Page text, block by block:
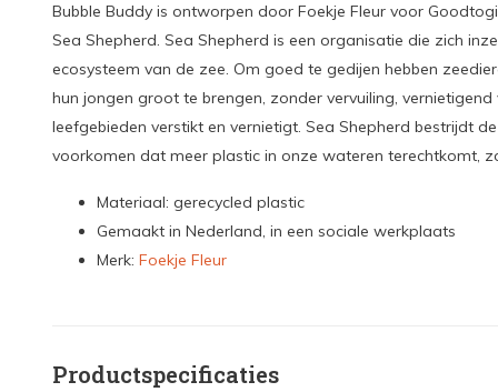
Bubble Buddy is ontworpen door Foekje Fleur voor
Sea Shepherd. Sea Shepherd is een organisatie die zich
ecosysteem van de zee. Om goed te gedijen hebben
hun jongen groot te brengen, zonder vervuiling,
leefgebieden verstikt en vernietigt. Sea Shepherd bestrijdt
voorkomen dat meer plastic in onze wateren terechtkomt,
Materiaal: gerecycled plastic
Gemaakt in Nederland, in een sociale werkplaats
Merk: Foekje Fleur
Productspecificaties